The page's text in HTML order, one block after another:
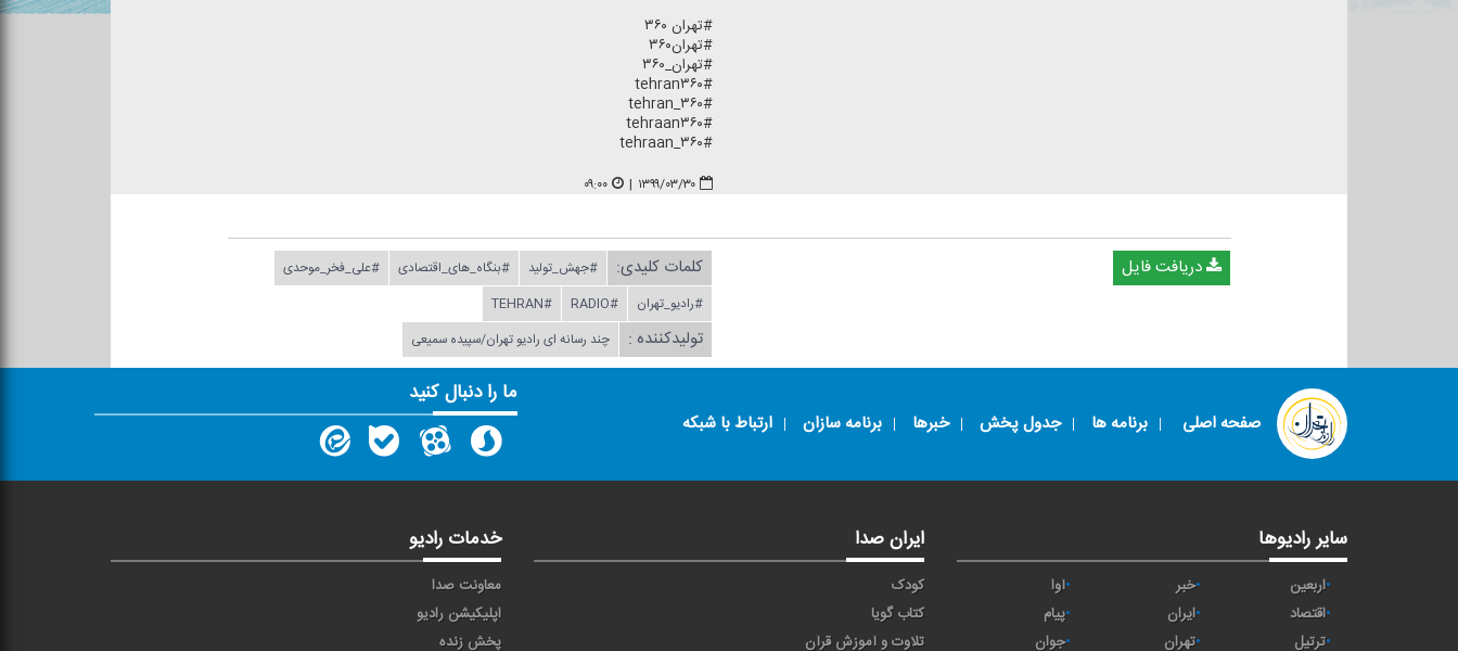
#تهران ۳۶۰
#تهران۳۶۰
#تهران_۳۶۰
#tehran۳۶۰
#tehran_۳۶۰
#tehraan۳۶۰
#tehraan_۳۶۰
۱۳۹۹/۰۳/۳۰ | ۰۹:۰۰
دریافت فایل کلمات کلیدی: #جهش_تولید #بنگاه_های_اقتصادی
#علی_فخر_موحدی
#رادیو_تهران
#RADIO
#TEHRAN
تولیدکننده : چند رسانه ای رادیو تهران/سپیده سمیعی
صفحه اصلی برنامه ها جدول پخش خبرها برنامه سازان ارتباط با شبکه
ما را دنبال کنید
سایر رادیوها
اربعین خبر
آوا
اقتصاد
ايران
پیام
ترتیل
تهران جوان
ایران صدا
کودک
کتاب گویا
تلاوت و آموزش قرآن
خدمات رادیو
معاونت صدا
اپلیکیشن رادیو
پخش زنده